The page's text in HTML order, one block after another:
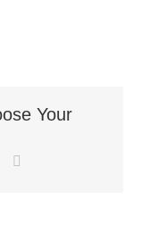
Your
Pinterest